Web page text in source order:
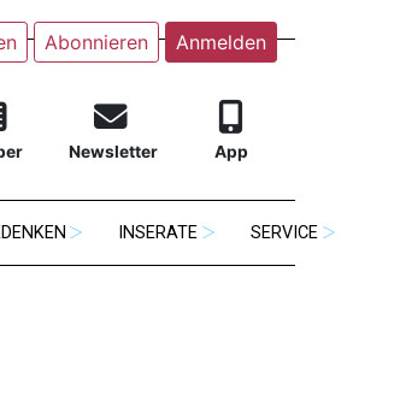
Abonnieren Anmelden
Newsletter App
INSERATE SERVICE